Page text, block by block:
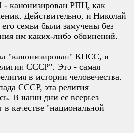
- канонизирован РПЦ, как
Действительно, и Николай
семьи были замучены без
им каких-либо обвинений.
"канонизирован" КПСС, в
СССР". Это - самая
в истории человечества.
СССР, эта религия
В наши дни ее всерьез
в качестве "национальной